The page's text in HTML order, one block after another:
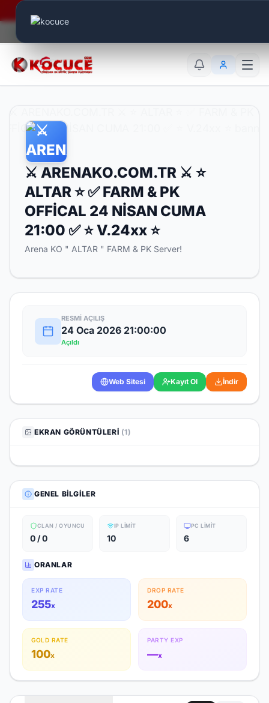
⚔️ ARENAKO.COM.TR ⚔️ ⭐
ALTAR ⭐ ✅ FARM & PK
OFFİCAL 24 NİSAN CUMA
21:00 ✅ ⭐ V.24xx ⭐
Arena KO " ALTAR " FARM & PK Server!
RESMI AÇILIŞ
24 Oca 2026 21:00:00
Açıldı
Web Sitesi Kayıt Ol İndir
EKRAN GÖRÜNTÜLERI (1)
GENEL BILGILER
CLAN / OYUNCU
0 / 0
IP LIMIT
10
PC LIMIT
6
ORANLAR
EXP RATE
255x
DROP RATE
200x
GOLD RATE
100x
PARTY EXP
—x